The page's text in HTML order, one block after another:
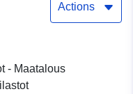
Actions
- Maatalous